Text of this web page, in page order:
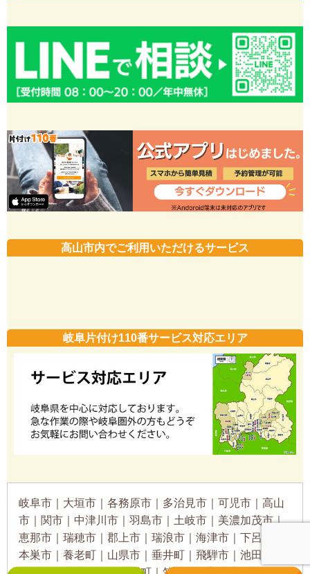
高山市内でご利用いただけるサービス
岐阜片付け110番サービス対応エリア
岐阜市｜大垣市｜各務原市｜多治見市｜可児市｜高山
市｜関市｜中津川市｜羽島市｜土岐市｜美濃加茂市｜
恵那市｜瑞穂市｜郡上市｜瑞浪市｜海津市｜下呂市｜
本巣市｜養老町｜山県市｜垂井町｜飛騨市｜池田町｜